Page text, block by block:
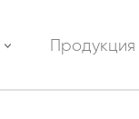
Продукция